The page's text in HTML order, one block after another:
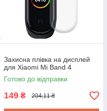
Захисна плівка на дисплей
для Xiaomi Mi Band 4
Готово до відправки
149 ₴ 204,11 ₴